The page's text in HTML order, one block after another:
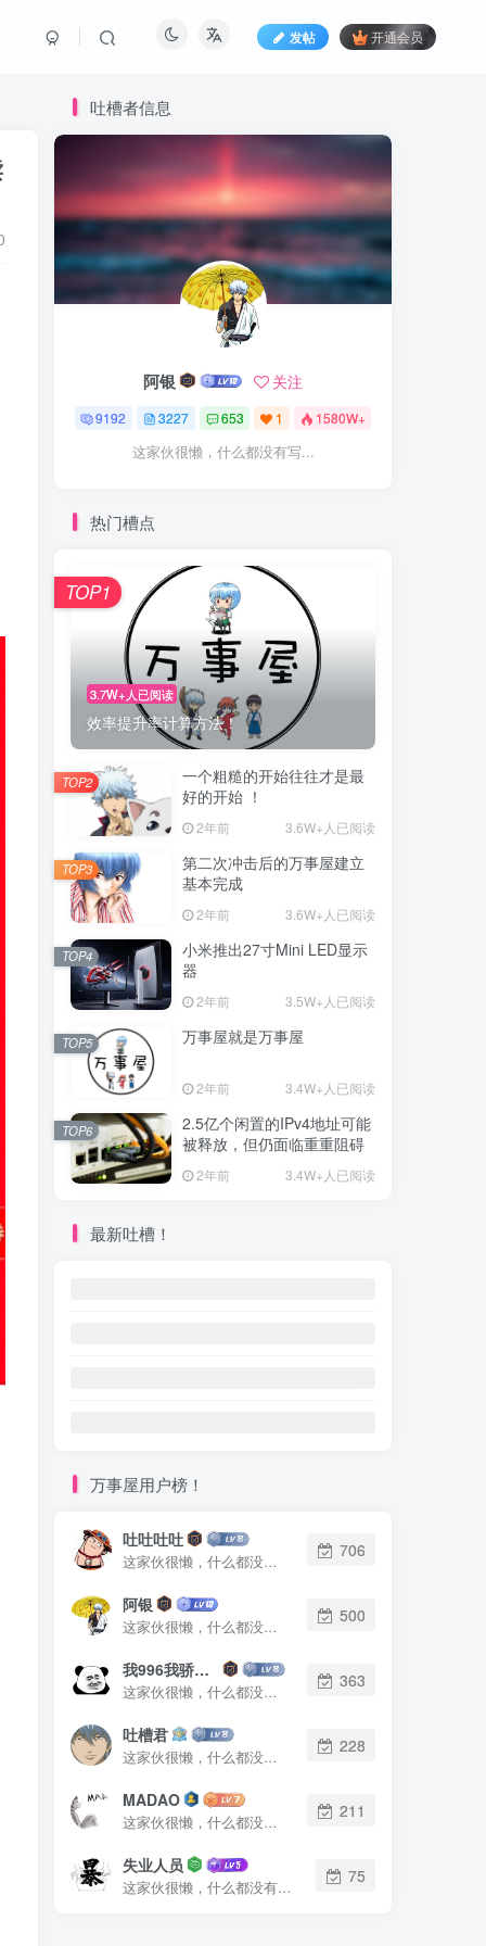
发帖 开通会员
吐槽者信息
阿银 关注
9192 3227 653 1 1580W+
这家伙很懒，什么都没有写...
热门槽点
3.7W+人已阅读
效率提升率计算方法！
TOP1
一个粗糙的开始往往才是最
好的开始 ！
2年前 3.6W+人已阅读
TOP2
第二次冲击后的万事屋建立
基本完成
2年前 3.6W+人已阅读
TOP3
小米推出27寸Mini LED显示
器
2年前 3.5W+人已阅读
TOP4
万事屋就是万事屋
2年前 3.4W+人已阅读
TOP5
2.5亿个闲置的IPv4地址可能
被释放，但仍面临重重阻碍
2年前 3.4W+人已阅读
TOP6
最新吐槽！
万事屋用户榜！
吐吐吐吐
这家伙很懒，什么都没有写...
706
阿银
这家伙很懒，什么都没有写...
500
我996我骄傲了么
这家伙很懒，什么都没有写...
363
吐槽君
这家伙很懒，什么都没有写...
228
MADAO
这家伙很懒，什么都没有写...
211
失业人员
这家伙很懒，什么都没有写...
75